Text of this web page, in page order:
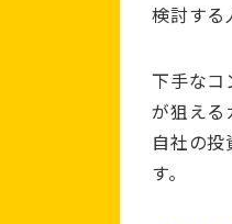
検討する
下手なコ
が狙える
自社の
す。